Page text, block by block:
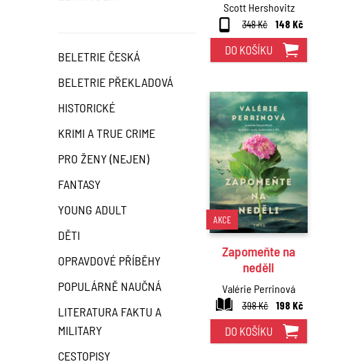
BELETRIE ČESKÁ
BELETRIE PŘEKLADOVÁ
HISTORICKÉ
KRIMI A TRUE CRIME
PRO ŽENY (NEJEN)
FANTASY
YOUNG ADULT
DĚTI
OPRAVDOVÉ PŘÍBĚHY
POPULÁRNĚ NAUČNÁ
LITERATURA FAKTU A
MILITARY
CESTOPISY
Scott Hershovitz
348 Kč 148 Kč
DO KOŠÍKU
AKCE
Zapomeňte na
neděli
Valérie Perrinová
398 Kč 198 Kč
DO KOŠÍKU